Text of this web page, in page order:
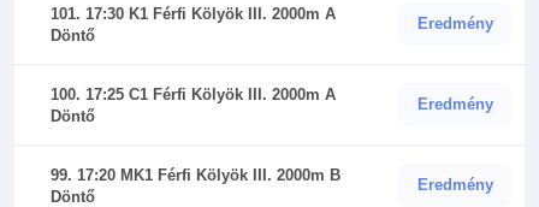
101. 17:30 K1 Férfi Kölyök III. 2000m A
Döntő
Eredmény
100. 17:25 C1 Férfi Kölyök III. 2000m A
Döntő
Eredmény
99. 17:20 MK1 Férfi Kölyök III. 2000m B
Döntő
Eredmény